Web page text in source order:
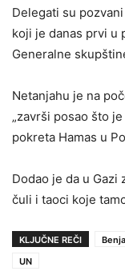
Delegati su
koji je danas prvi u
Generalne
Netanjahu je na
„završi posao što
pokreta Hamas u
Dodao je da u
čuli i taoci koje
KLJUČNE REČI
UN